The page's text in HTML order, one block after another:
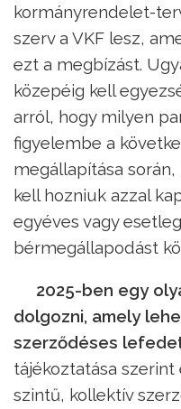
kormányrendelet-
szerv a VKF lesz,
ezt a megbízást.
közepéig kell
arról, hogy milyen
figyelembe a
megállapítása
kell hozniuk azzal
egyéves vagy
bérmegállapodást
2025-ben egy
dolgozni, amely
szerződéses
tájékoztatása szerint
szintű, kollektív